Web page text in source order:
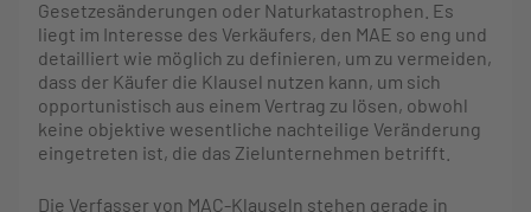
Gesetzesänderungen oder Naturkatastrophen. Es
liegt im Interesse des Verkäufers, den MAE so eng und
detailliert wie möglich zu definieren, um zu vermeiden,
dass der Käufer die Klausel nutzen kann, um sich
opportunistisch aus einem Vertrag zu lösen, obwohl
keine objektive wesentliche nachteilige Veränderung
eingetreten ist, die das Zielunternehmen betrifft.
Die Verfasser von MAC-Klauseln stehen gerade in